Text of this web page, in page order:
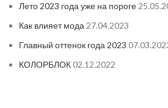
Лето 2023 года уже на пороге
Как влияет мода 27.04.2023
Главный оттенок года 2023
КОЛОРБЛОК 02.12.2022